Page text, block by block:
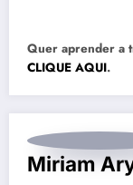
Quer aprender a
CLIQUE AQUI.
Miriam